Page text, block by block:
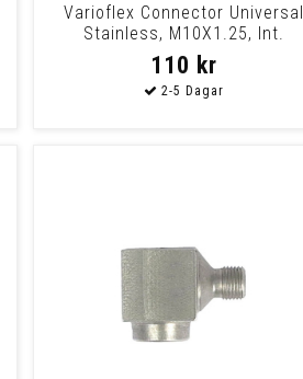
Varioflex Connector Universal
Stainless, M10X1.25, Int.
Threaded, Fema
110 kr